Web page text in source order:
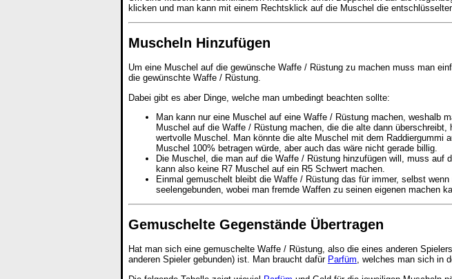
klicken und man kann mit einem Rechtsklick auf die Muschel die
Muscheln Hinzufügen
Um eine Muschel auf die gewünsche Waffe / Rüstung zu machen muss man
die gewünschte Waffe / Rüstung.
Dabei gibt es aber Dinge, welche man umbedingt beachten sollte:
Man kann nur eine Muschel auf eine Waffe / Rüstung machen, weshalb
Muschel auf die Waffe / Rüstung machen, die die alte dann
wertvolle Muschel. Man könnte die alte Muschel mit dem Raddiergummi
Muschel 100% betragen würde, aber auch das wäre nicht gerade billig.
Die Muschel, die man auf die Waffe / Rüstung hinzufügen will, muss auf
kann also keine R7 Muschel auf ein R5 Schwert machen.
Einmal gemuschelt bleibt die Waffe / Rüstung das für immer, selbst
seelengebunden, wobei man fremde Waffen zu seinen eigenen machen
Gemuschelte Gegenstände Übertragen
Hat man sich eine gemuschelte Waffe / Rüstung, also die eines anderen
anderen Spieler gebunden) ist. Man braucht dafür Parfüm, welches man sich in